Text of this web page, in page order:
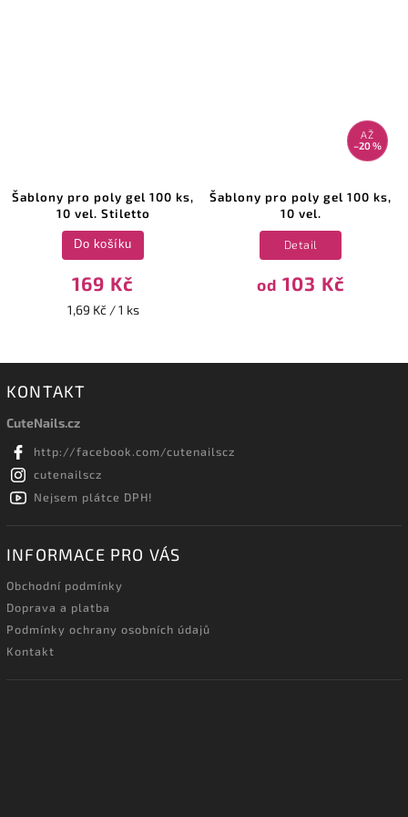
Šablony pro poly gel 100 ks,
10 vel. Stiletto
169 Kč
1,69 Kč / 1 ks
Do košíku
AŽ
–20 %
Šablony pro poly gel 100 ks,
10 vel.
od 103 Kč
Detail
KONTAKT
CuteNails.cz
http://facebook.com/cutenailscz
cutenailscz
Nejsem plátce DPH!
INFORMACE PRO VÁS
Obchodní podmínky
Doprava a platba
Podmínky ochrany osobních údajů
Kontakt